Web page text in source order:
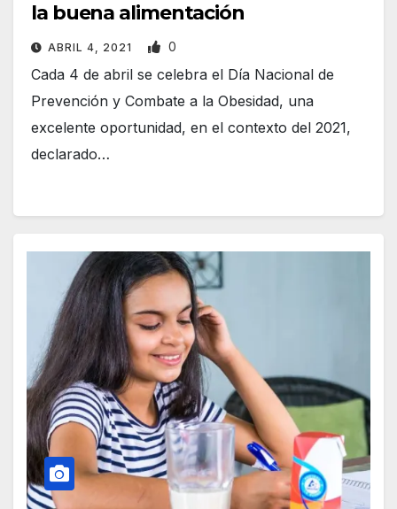
la buena alimentación
ABRIL 4, 2021 0
Cada 4 de abril se celebra el Día Nacional de
Prevención y Combate a la Obesidad, una
excelente oportunidad, en el contexto del 2021,
declarado…